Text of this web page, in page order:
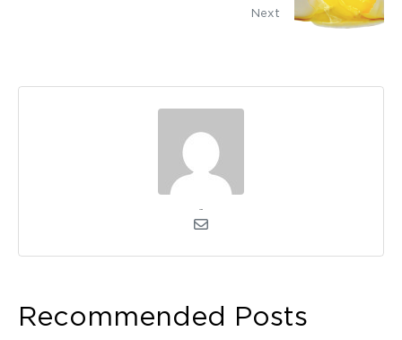
Next
Recommended Posts